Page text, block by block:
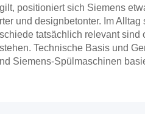
positioniert sich Siemens
und designbetonter. Im Alltag
tatsächlich relevant sind
Technische Basis und
Siemens-Spülmaschinen